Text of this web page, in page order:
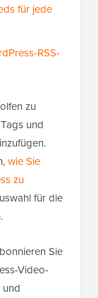
für jede
RSS-
zu
und
wie Sie
zu
für die
Sie
Video-
und